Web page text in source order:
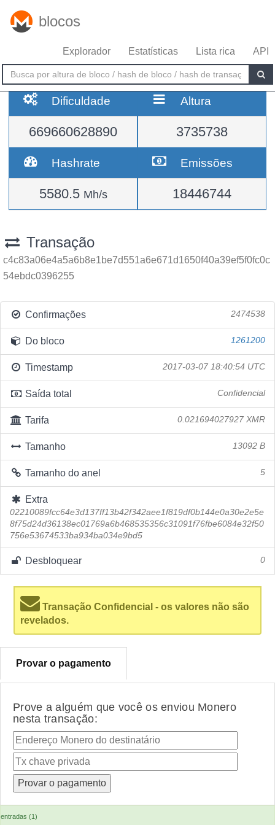
blocos
Explorador Estatísticas Lista rica API
Dificuldade
669660628890
Altura
3735738
Hashrate
5580.5 Mh/s
Emissões
18446744
Transação
c4c83a06e4a5a6b8e1be7d551a6e671d1650f40a39ef5f0fc0c
54ebdc0396255
Confirmações 2474538
Do bloco 1261200
Timestamp 2017-03-07 18:40:54 UTC
Saída total Confidencial
Tarifa 0.021694027927 XMR
Tamanho 13092 B
Tamanho do anel 5
Extra
02210089fcc64e3d137ff13b42f342aee1f819df0b144e0a30e2e5e
8f75d24d36138ec01769a6b468535356c31091f76fbe6084e32f50
756e53674533ba934ba034e9bd5
Desbloquear 0
Transação Confidencial - os valores não são
revelados.
Provar o pagamento
Prove a alguém que você os enviou Monero
nesta transação:
entradas (1)